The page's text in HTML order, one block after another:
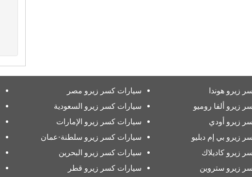
زيرو هوندا
زيرو ألفا روميو
زيرو أودي
زيرو بي إم دبليو
زيرو كاديلاك
زيرو ستروين
سيارات كسر زيرو مصر
سيارات كسر زيرو السعودية
سيارات كسر زيرو الإمارات
سيارات كسر زيرو سلطنة-عمان
سيارات كسر زيرو البحرين
سيارات كسر زيرو قطر